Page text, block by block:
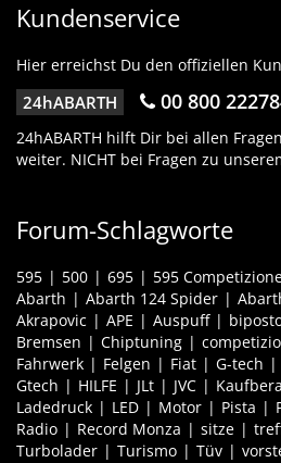
Kundenservice
Hier erreichst Du den offiziellen
24hABARTH 00 800
24hABARTH hilft Dir bei allen
weiter. NICHT bei Fragen zu
Forum-Schlagworte
595 500 695 595
Abarth
Abarth 124 Spider
Akrapovic
APE Auspuff
Bremsen
Chiptuning
Fahrwerk
Felgen Fiat G-tech
Gtech
HILFE JLt JVC
Ladedruck
LED Motor Pista
Radio
Record Monza sitze
Turbolader
Turismo Tüv